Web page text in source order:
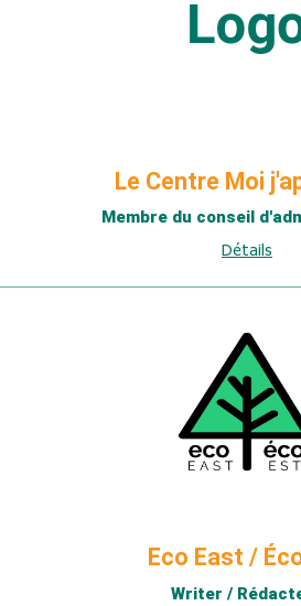
Le Centre Moi
Membre du conseil
Détails
Eco East /
Writer /